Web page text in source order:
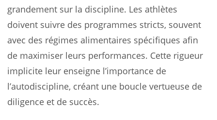
grandement sur la discipline. Les athlètes
doivent suivre des programmes stricts, souvent
avec des régimes alimentaires spécifiques afin
de maximiser leurs performances. Cette rigueur
implicite leur enseigne l’importance de
l’autodiscipline, créant une boucle vertueuse de
diligence et de succès.